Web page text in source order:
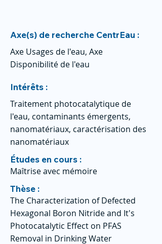
Axe(s) de recherche CentrEau :
Axe Usages de l'eau, Axe
Disponibilité de l'eau
Intérêts :
Traitement photocatalytique de
l'eau, contaminants émergents,
nanomatériaux, caractérisation des
nanomatériaux
Études en cours :
Maîtrise avec mémoire
Thèse :
The Characterization of Defected
Hexagonal Boron Nitride and It's
Photocatalytic Effect on PFAS
Removal in Drinking Water